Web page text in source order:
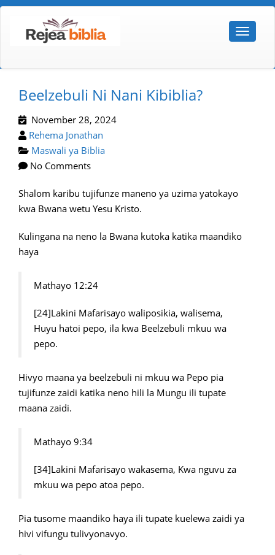
Beelzebuli Ni Nani Kibiblia?
November 28, 2024
Rehema Jonathan
Maswali ya Biblia
No Comments
Shalom karibu tujifunze maneno ya uzima yatokayo
kwa Bwana wetu Yesu Kristo.
Kulingana na neno la Bwana kutoka katika maandiko
haya
Mathayo 12:24
[24]Lakini Mafarisayo waliposikia, walisema,
Huyu hatoi pepo, ila kwa Beelzebuli mkuu wa
pepo.
Hivyo maana ya beelzebuli ni mkuu wa Pepo pia
tujifunze zaidi katika neno hili la Mungu ili tupate
maana zaidi.
Mathayo 9:34
[34]Lakini Mafarisayo wakasema, Kwa nguvu za
mkuu wa pepo atoa pepo.
Pia tusome maandiko haya ili tupate kuelewa zaidi ya
hivi vifungu tulivyonavyo.